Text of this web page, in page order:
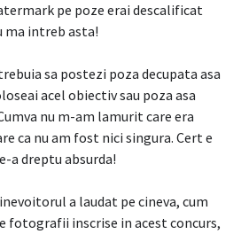
pe poze erai descalificat
ma intreb asta!
sa postezi poza decupata asa
acel obiectiv sau poza asa
nu m-am lamurit care era
ca nu am fost nici singura. Cert e
a dreptu absurda!
a laudat pe cineva, cum
fotografii inscrise in acest concurs,